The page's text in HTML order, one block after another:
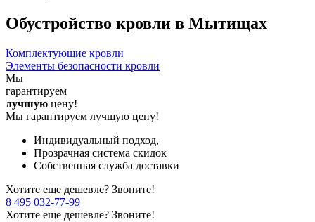
Обустройство кровли в Мытищах
Комплектующие кровли
Элементы безопасности кровли
Мы
гарантируем
лучшую цену!
Мы гарантируем лучшую цену!
Индивидуальный подход,
Прозрачная система скидок
Собственная служба доставки
Хотите еще дешевле? Звоните!
8 495 032-77-99
Хотите еще дешевле? Звоните!